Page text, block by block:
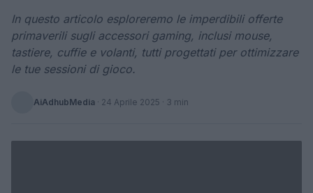
In questo articolo esploreremo le imperdibili offerte
primaverili sugli accessori gaming, inclusi mouse,
tastiere, cuffie e volanti, tutti progettati per ottimizzare
le tue sessioni di gioco.
AiAdhubMedia · 24 Aprile 2025 · 3 min